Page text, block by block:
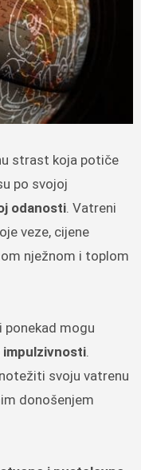
strast koja potiče
po svojoj
odanosti. Vatreni
veze, cijene
nježnom i toplom
ponekad mogu
.
svoju vatrenu
donošenjem